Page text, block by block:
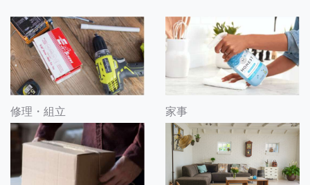
修理・組立 家事